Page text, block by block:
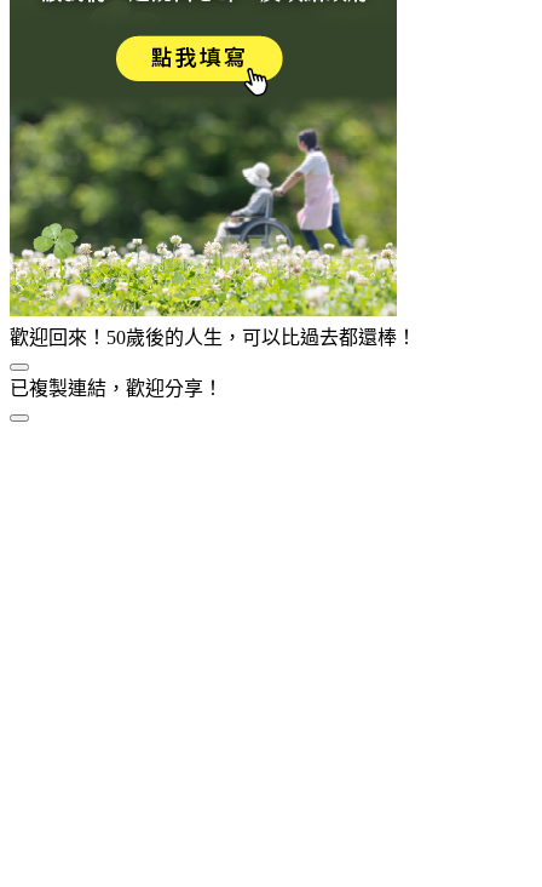
歡迎回來！50歲後的人生，可以比過去都還棒！
已複製連結，歡迎分享！